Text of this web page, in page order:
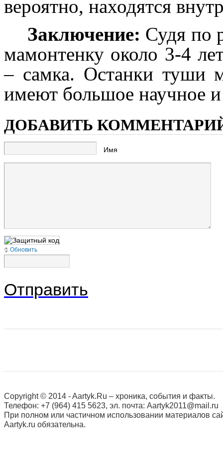
вероятно, находятся
Заключение: Судя по
мамонтенку около 3-4
– самка. Останки туши
имеют большое научное
ДОБАВИТЬ
Имя
Обновить
Отправить
Copyright © 2014 - Aartyk.Ru – хроника, события и факты.
Телефон: +7 (964) 415 5623, эл. почта: Aartyk2011@mail.ru
При полном или частичном использовании материалов
Aartyk.ru oбязательна.